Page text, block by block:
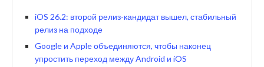
iOS 26.2: второй релиз-кандидат вышел, стабильный
релиз на подходе
Google и Apple объединяются, чтобы наконец
упростить переход между Android и iOS